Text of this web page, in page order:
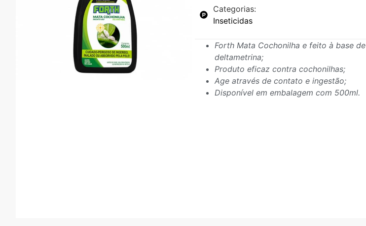
Categorias:
Inseticidas
Forth Mata Cochonilha e feito à base de
deltametrina;
Produto eficaz contra cochonilhas;
Age através de contato e ingestão;
Disponível em embalagem com 500ml.